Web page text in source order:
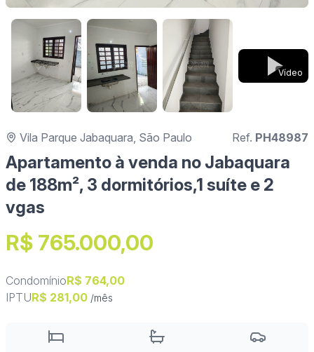
Vídeo
Vila Parque Jabaquara, São Paulo Ref. PH48987
Apartamento à venda no Jabaquara
de 188m², 3 dormitórios,1 suíte e 2
vgas
R$ 765.000,00
CondomínioR$ 764,00
IPTUR$ 281,00 /mês